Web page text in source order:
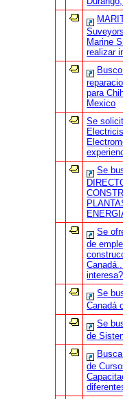
Marine
realizar
para
Mexico
Se
Se
Se
de
interesa?
Se
Canadá
Se
de
de